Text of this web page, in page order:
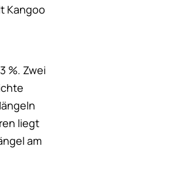
Kangoo
%. Zwei
liegt
am